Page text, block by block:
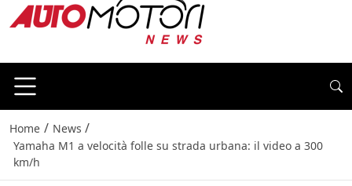
Home / News /
Yamaha M1 a velocità folle su strada urbana: il video a 300
km/h